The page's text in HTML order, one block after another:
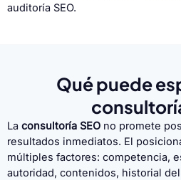
auditoría SEO.
Qué puede
La consultoría SEO no promete
resultados inmediatos. El
múltiples factores: competencia,
autoridad, contenidos, historial